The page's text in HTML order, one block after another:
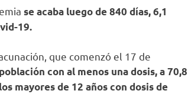
se acaba luego de 840 días, 6,1
19.
que comenzó el 17 de
con al menos una dosis, a 70,8
mayores de 12 años con dosis de